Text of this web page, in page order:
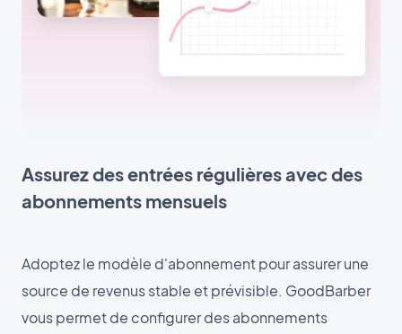
Assurez des entrées régulières avec des
abonnements mensuels
Adoptez le modèle d'abonnement pour assurer une
source de revenus stable et prévisible. GoodBarber
vous permet de configurer des abonnements